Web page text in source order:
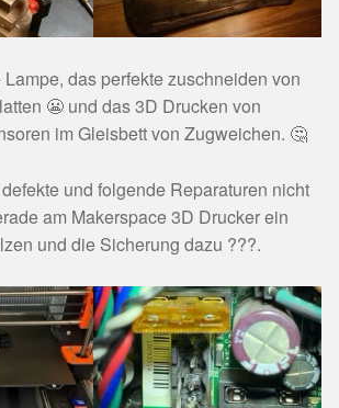
das perfekte zuschneiden von
😬 und das 3D Drucken von
im Gleisbett von Zugweichen. 🤔
und folgende Reparaturen nicht
am Makerspace 3D Drucker ein
und die Sicherung dazu ???.